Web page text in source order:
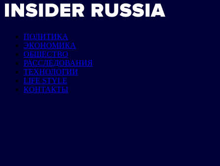
ПОЛИТИКА
ЭКОНОМИКА
ОБЩЕСТВО
РАССЛЕДОВАНИЯ
ТЕХНОЛОГИИ
LIFE STYLE
КОНТАКТЫ